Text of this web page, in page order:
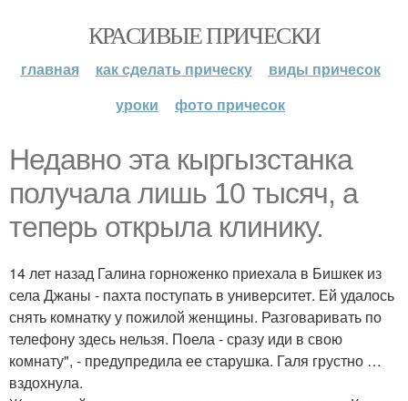
КРАСИВЫЕ ПРИЧЕСКИ
главная как сделать прическу
виды причесок
уроки
фото причесок
Недавно эта кыргызстанка
получала лишь 10 тысяч, а
теперь открыла клинику.
14 лет назад Галина горноженко приехала в Бишкек из
села Джаны - пахта поступать в университет. Ей удалось
снять комнатку у пожилой женщины. Разговаривать по
телефону здесь нельзя. Поела - сразу иди в свою
комнату", - предупредила ее старушка. Галя грустно …
вздохнула.